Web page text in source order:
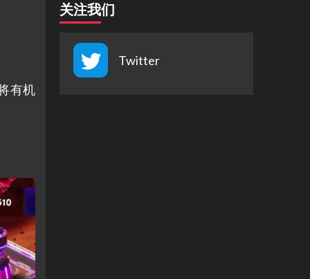
有机
关注我们
Twitter